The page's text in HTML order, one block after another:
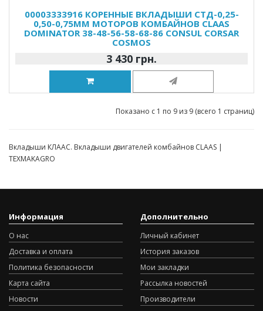
00003333916 КОРЕННЫЕ ВКЛАДЫШИ СТД-0,25-
0,50-0,75ММ МОТОРОВ КОМБАЙНОВ CLAAS
DOMINATOR 38-48-56-58-68-86 CONSUL CORSAR
COSMOS
3 430 грн.
Показано с 1 по 9 из 9 (всего 1 страниц)
Вкладыши КЛААС. Вкладыши двигателей комбайнов CLAAS |
TEXMAKAGRO
Информация
О нас
Доставка и оплата
Политика безопасности
Карта сайта
Новости
Дополнительно
Личный кабинет
История заказов
Мои закладки
Рассылка новостей
Производители